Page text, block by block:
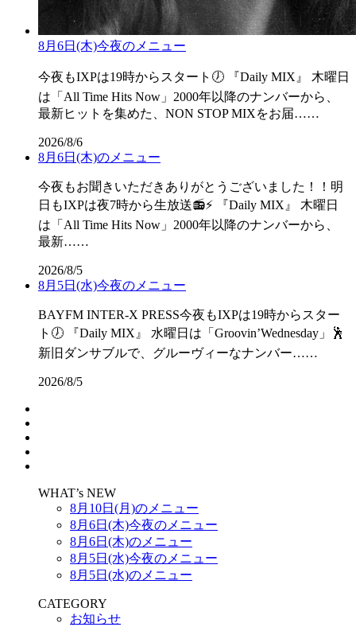
8月6日(木)今夜のメニュー
今夜もIXPは19時からスタート🕖 『Daily MIX』 木曜日
は「All Time Hits Now」2000年以降のナンバーから、
最新ヒットを集めた、NON STOP MIXをお届……
2026/8/6
8月6日(木)のメニュー
今夜もお聞きいただきありがとうございました！！明
日もIXPは夜7時から生放送📻⚡ 『Daily MIX』 木曜日
は「All Time Hits Now」2000年以降のナンバーから、
最新……
2026/8/5
8月5日(水)今夜のメニュー
BAYFM INTER-X PRESS今夜もIXPは19時からスター
ト🕖 『Daily MIX』 水曜日は「Groovin’Wednesday」🕺
新旧ダンサブルで、グルーヴィーなナンバー……
2026/8/5
WHAT’s NEW
8月10日(月)のメニュー
8月6日(木)今夜のメニュー
8月6日(木)のメニュー
8月5日(水)今夜のメニュー
8月5日(水)のメニュー
CATEGORY
お知らせ